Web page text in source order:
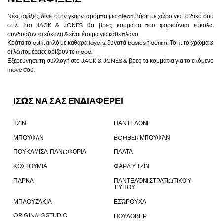
Νέες αφίξεις δίνει στην γκαρνταρόμπα μια clean βάση με χώρο για το δικό σου
στιλ. Στο JACK & JONES θα βρεις κομμάτια που φοριούνται εύκολα,
συνδυάζονται εύκολα & είναι έτοιμα για κάθε πλάνο.
Κράτα το outfit απλό με καθαρά layers, δυνατά basics ή denim. Το fit, το χρώμα &
οι λεπτομέρειες ορίζουν το mood.
Εξερεύνησε τη συλλογή στο JACK & JONES & βρες τα κομμάτια για το επόμενο
move σου.
ΙΣΩΣ ΝΑ ΣΑΣ ΕΝΔΙΑΦΕΡΕΙ
ΤΖΙΝ ΠΑΝΤΕΛΟΝΙ
ΜΠΟΥΦΑΝ BOMBER ΜΠΟΥΦΆΝ
ΠΟΥΚΑΜΙΣΑ-ΠΑΝΩΦΟΡΙΑ ΠΑΛΤΑ
ΚΟΣΤΟΥΜΙΑ ΦΑΡΔΎ ΤΖΙΝ
ΠΑΡΚΑ
ΠΑΝΤΕΛΌΝΙ ΣΤΡΑΤΙΩΤΙΚΟΎ
ΤΎΠΟΥ
ΜΠΛΟΥΖΆΚΙΑ ΕΣΏΡΟΥΧΑ
ORIGINALS STUDIO ΠΟΥΛΟΒΕΡ